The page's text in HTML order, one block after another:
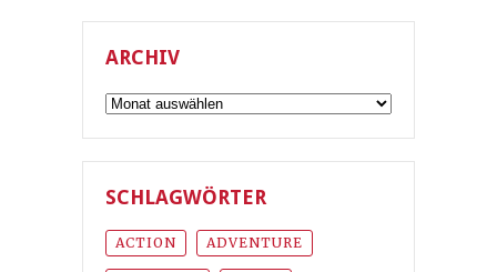
ARCHIV
Archiv
SCHLAGWÖRTER
ACTION ADVENTURE